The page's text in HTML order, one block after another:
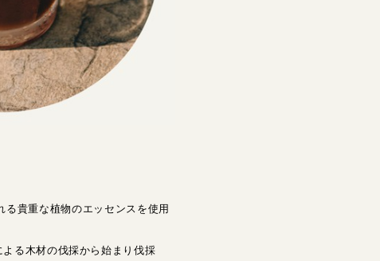
貴重な植物のエッセンスを使用
る木材の伐採から始まり伐採